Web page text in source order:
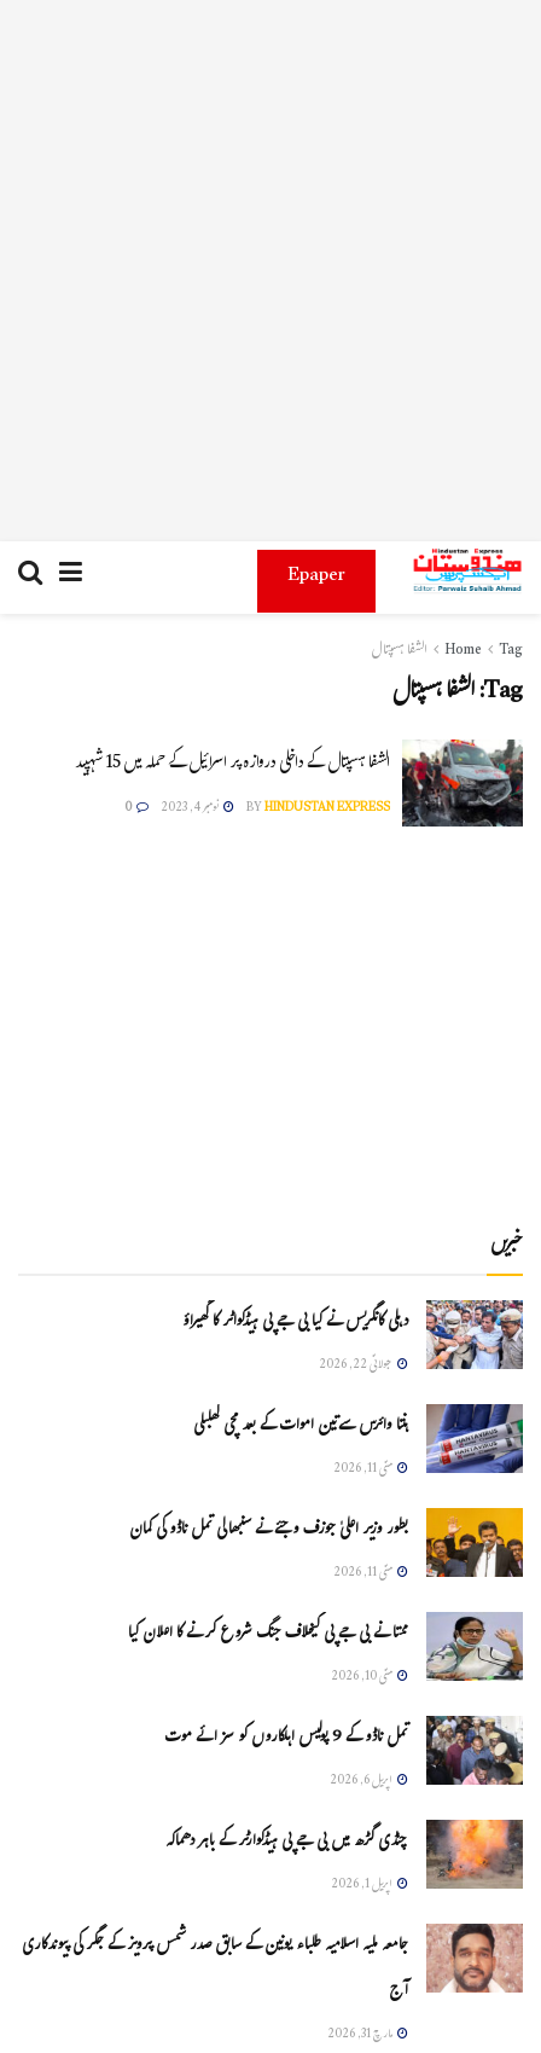
Epaper
Home Tag الشفا ہسپتال
Tag:الشفا ہسپتال
الشفا ہسپتال کے داخلی دروازہ پر اسرائیل کے حملہ میں 15 شہپید
BYHINDUSTAN EXPRESS نومبر 4, 2023 0
خبریں
دہلی کانگریس نے کیا بی جے پی ہیڈکواٹر کا گھیراؤ
جولائی 22, 2026
ہنتا وائرس سےتین اموات کے بعد مچی کھلبلی
مئی 11, 2026
بطور وزیر اعلیٰ جوزف وجئے نے سنبھالی تمل ناڈو کی کمان
مئی 11, 2026
ممتا نے بی جے پی کیخلاف جنگ شروع کرنے کا اعلان کیا
مئی 10, 2026
تمل ناڈو کے 9 پولیس اہلکاروں کو سزائے موت
اپریل 6, 2026
چنڈی گڑھ میں بی جے پی ہیڈکوارٹر کے باہر دھماکہ
اپریل 1, 2026
جامعہ ملیہ اسلامیہ طلباء یونین کے سابق صدر شمس پرویز کے جگر کی پیوندکاری
آج
مارچ 31, 2026